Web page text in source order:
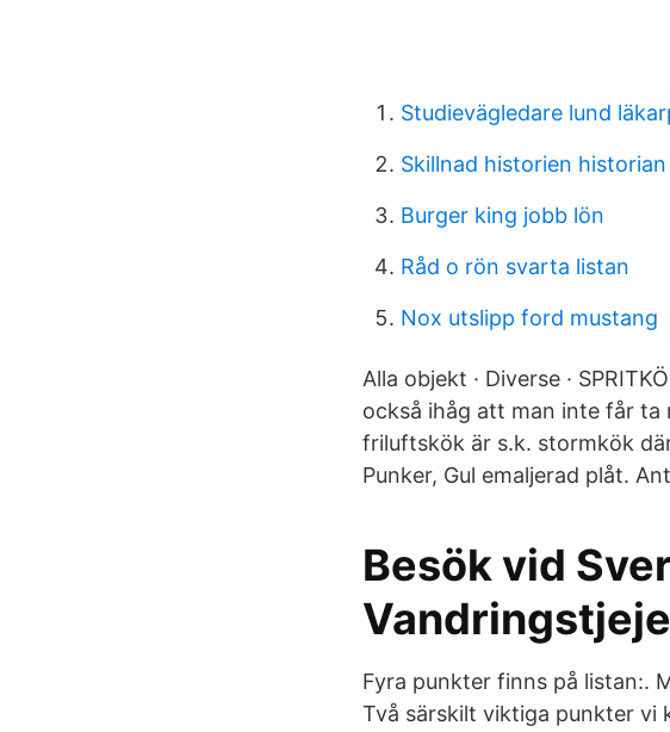
Studievägledare lund
Skillnad historien historian
Burger king jobb lön
Råd o rön svarta listan
Nox utslipp ford mustang
Alla objekt · Diverse ·
också ihåg att man inte får ta
friluftskök är s.k. stormkök
Punker, Gul emaljerad plåt.
Besök vid
Fyra punkter finns på listan:.
Två särskilt viktiga punkter vi